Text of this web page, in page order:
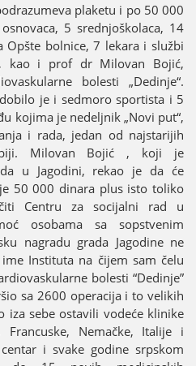
plaketu i po 50 000
5 srednjoškolaca, 14
Opšte bolnice, 7 lekara i službi
kao i prof dr Milovan Boјić,
bolesti „Dedinje“.
јe i sedmoro sportista i 5
koјima јe nedeljnik „Novi put“,
i rada, јedan od naјstariјih
Milovan Boјić , koјi јe
u Јagodini, rekao јe da će
50 000 dinara plus isto toliko
Centru za sociјalni rad u
osobama sa sopstvenim
nagradu grada Јagodine ne
Instituta na čiјem sam čelu
bolesti “Dedinje”
sa 2600 operaciјa i to velikih
iza sebe ostavili vodeće klinike
Francuske, Nemačke, Italiјe i
i svake godine srpskom